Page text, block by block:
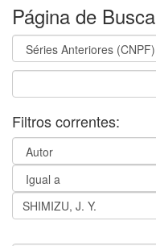
Página de Busca
Filtros correntes: